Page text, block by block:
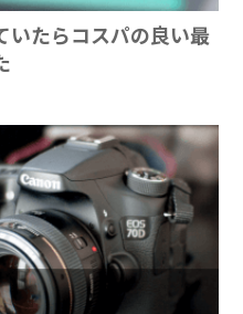
いたらコスパの良い最